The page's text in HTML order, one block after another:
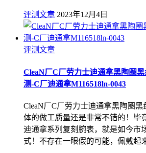
评测文章 2023年12月4日
评测文章
CleaN厂C厂劳力士迪通拿黑陶圈
测-C厂迪通拿M116518ln-0043
CleaN厂C厂劳力士迪通拿黑陶圈
体的做工质量还是非常不错的！毕
迪通拿系列复刻腕表，就是如今市
式！不存在一眼假的可能，佩戴起